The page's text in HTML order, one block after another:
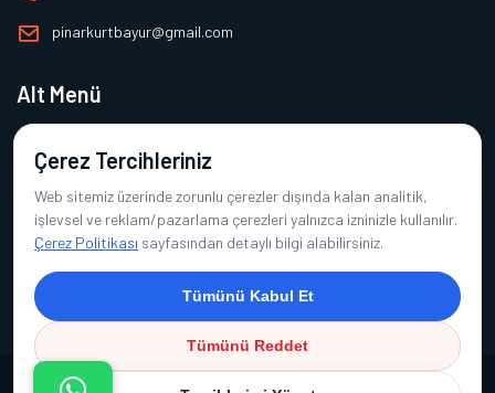
pinarkurtbayur@gmail.com
Alt Menü
Hakkımızda
Ürünlerimiz
Referanslarımız
İletişim
Çerez Tercihleriniz
Web sitemiz üzerinde zorunlu çerezler dışında kalan analitik,
işlevsel ve reklam/pazarlama çerezleri yalnızca izninizle kullanılır.
Çerez Politikası sayfasından detaylı bilgi alabilirsiniz.
Tümünü Kabul Et
Tümünü Reddet